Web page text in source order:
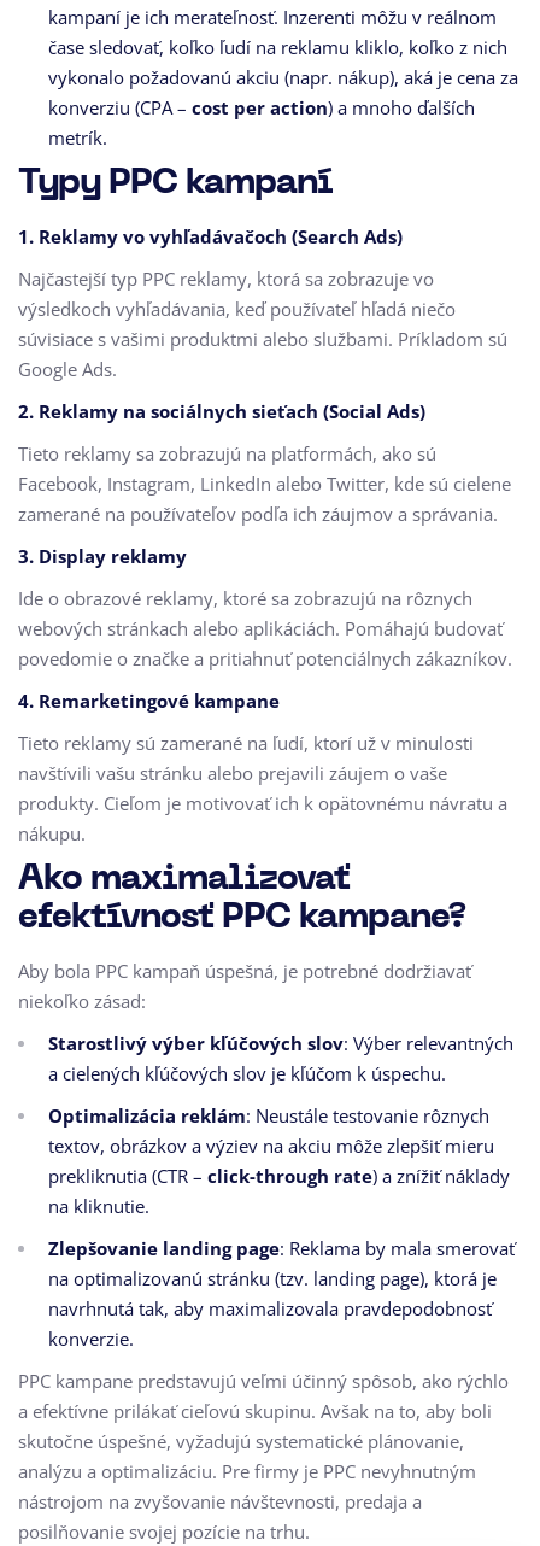
kampaní je ich merateľnosť. Inzerenti môžu v reálnom
čase sledovať, koľko ľudí na reklamu kliklo, koľko z nich
vykonalo požadovanú akciu (napr. nákup), aká je cena za
konverziu (CPA – cost per action) a mnoho ďalších
metrík.
Typy PPC kampaní
1. Reklamy vo vyhľadávačoch (Search Ads)
Najčastejší typ PPC reklamy, ktorá sa zobrazuje vo
výsledkoch vyhľadávania, keď používateľ hľadá niečo
súvisiace s vašimi produktmi alebo službami. Príkladom sú
Google Ads.
2. Reklamy na sociálnych sieťach (Social Ads)
Tieto reklamy sa zobrazujú na platformách, ako sú
Facebook, Instagram, LinkedIn alebo Twitter, kde sú cielene
zamerané na používateľov podľa ich záujmov a správania.
3. Display reklamy
Ide o obrazové reklamy, ktoré sa zobrazujú na rôznych
webových stránkach alebo aplikáciách. Pomáhajú budovať
povedomie o značke a pritiahnuť potenciálnych zákazníkov.
4. Remarketingové kampane
Tieto reklamy sú zamerané na ľudí, ktorí už v minulosti
navštívili vašu stránku alebo prejavili záujem o vaše
produkty. Cieľom je motivovať ich k opätovnému návratu a
nákupu.
Ako maximalizovať
efektívnosť PPC kampane?
Aby bola PPC kampaň úspešná, je potrebné dodržiavať
niekoľko zásad:
Starostlivý výber kľúčových slov: Výber relevantných
a cielených kľúčových slov je kľúčom k úspechu.
Optimalizácia reklám: Neustále testovanie rôznych
textov, obrázkov a výziev na akciu môže zlepšiť mieru
prekliknutia (CTR – click-through rate) a znížiť náklady
na kliknutie.
Zlepšovanie landing page: Reklama by mala smerovať
na optimalizovanú stránku (tzv. landing page), ktorá je
navrhnutá tak, aby maximalizovala pravdepodobnosť
konverzie.
PPC kampane predstavujú veľmi účinný spôsob, ako rýchlo
a efektívne prilákať cieľovú skupinu. Avšak na to, aby boli
skutočne úspešné, vyžadujú systematické plánovanie,
analýzu a optimalizáciu. Pre firmy je PPC nevyhnutným
nástrojom na zvyšovanie návštevnosti, predaja a
posilňovanie svojej pozície na trhu.